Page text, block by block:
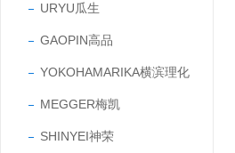
URYU瓜生
GAOPIN高品
YOKOHAMARIKA横滨理化
MEGGER梅凯
SHINYEI神荣